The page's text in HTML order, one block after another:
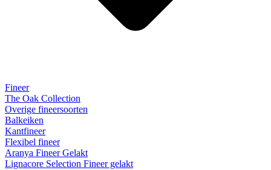
Fineer
The Oak Collection
Overige fineersoorten
Balkeiken
Kantfineer
Flexibel fineer
Aranya Fineer Gelakt
Lignacore Selection Fineer gelakt